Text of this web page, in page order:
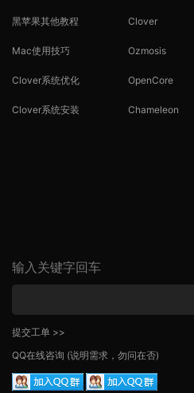
黑苹果其他教程
Mac使用技巧
Clover系统优化
Clover系统安装
Clover
Ozmosis
OpenCore
Chameleon
输入关键字回车
提交工单 >>
QQ在线咨询 (说明需求，勿问在否)